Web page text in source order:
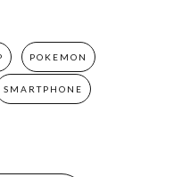
POKEMON
SMARTPHONE